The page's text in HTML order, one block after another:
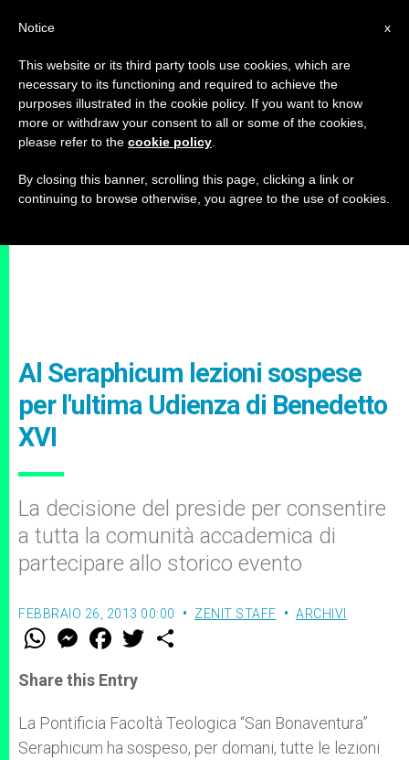
Al Seraphicum lezioni sospese
per l'ultima Udienza di Benedetto
XVI
La decisione del preside per consentire
a tutta la comunità accademica di
partecipare allo storico evento
FEBBRAIO 26, 2013 00:00 ZENIT STAFF ARCHIVI
W
t
s
p
p
M
e
s
e
g
e
r
F
a
e
b
o
k
w
r
Share this Entry
La Pontificia Facoltà Teologica “San Bonaventura”
Seraphicum ha sospeso, per domani, tutte le lezioni
x
Notice
This website or its third party tools use cookies, which are
necessary to its functioning and required to achieve the
purposes illustrated in the cookie policy. If you want to know
more or withdraw your consent to all or some of the cookies,
please refer to the cookie policy
By closing this banner, scrolling this page, clicking a link or
continuing to browse otherwise, you agree to the use of cookies.